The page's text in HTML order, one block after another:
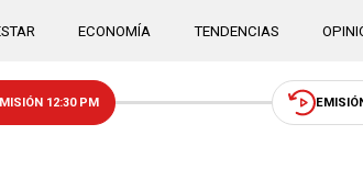
ECONOMÍA TENDENCIAS
12:30 PM